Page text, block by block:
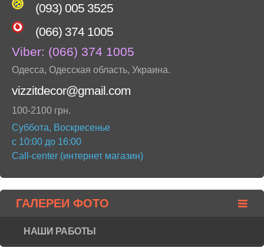
(093) 005 3525
(066) 374 1005
Viber: (066) 374 1005
Одесса, Одесская область, Украина.
vizzitdecor@gmail.com
100-2100 грн.
Суббота, Воскресенье
с 10:00 до 16:00
Call-center (интернет магазин)
ГАЛЕРЕИ ФОТО
НАШИ РАБОТЫ